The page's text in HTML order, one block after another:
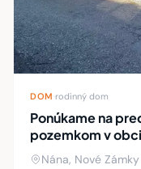
DOM rodinný dom
Ponúkame na
pozemkom v
Nána, Nové Zámky